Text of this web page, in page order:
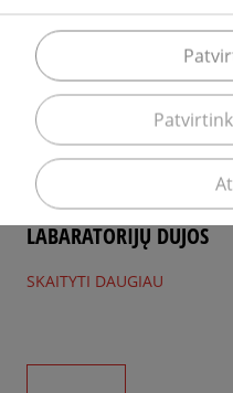
SKAITYTI DAUGIAU
LG
LABARATORIJŲ DUJOS
SKAITYTI DAUGIAU